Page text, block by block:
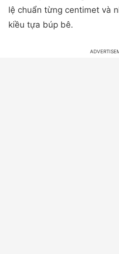
lệ chuẩn từng centimet và
kiều tựa búp bê.